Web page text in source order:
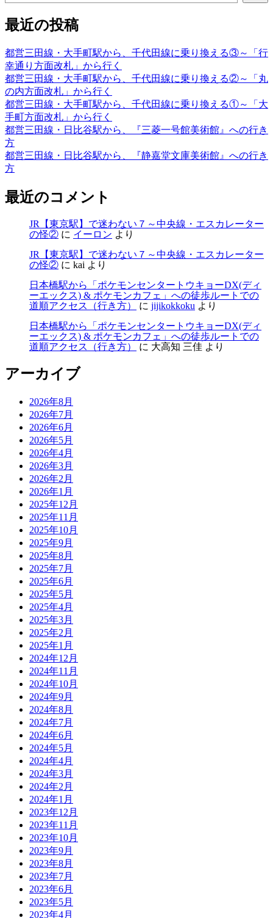
最近の投稿
都営三田線・大手町駅から、千代田線に乗り換える③～「行
幸通り方面改札」から行く
都営三田線・大手町駅から、千代田線に乗り換える②～「丸
の内方面改札」から行く
都営三田線・大手町駅から、千代田線に乗り換える①～「大
手町方面改札」から行く
都営三田線・日比谷駅から、『三菱一号館美術館』への行き
方
都営三田線・日比谷駅から、『静嘉堂文庫美術館』への行き
方
最近のコメント
JR【東京駅】で迷わない７～中央線・エスカレーター
の怪② に イーロン より
JR【東京駅】で迷わない７～中央線・エスカレーター
の怪② に kai より
日本橋駅から「ポケモンセンタートウキョーDX(ディ
ーエックス) & ポケモンカフェ」への徒歩ルートでの
道順アクセス（行き方）
に jijikokkoku より
日本橋駅から「ポケモンセンタートウキョーDX(ディ
ーエックス) & ポケモンカフェ」への徒歩ルートでの
道順アクセス（行き方）
に 大高知 三佳 より
アーカイブ
2026年8月
2026年7月
2026年6月
2026年5月
2026年4月
2026年3月
2026年2月
2026年1月
2025年12月
2025年11月
2025年10月
2025年9月
2025年8月
2025年7月
2025年6月
2025年5月
2025年4月
2025年3月
2025年2月
2025年1月
2024年12月
2024年11月
2024年10月
2024年9月
2024年8月
2024年7月
2024年6月
2024年5月
2024年4月
2024年3月
2024年2月
2024年1月
2023年12月
2023年11月
2023年10月
2023年9月
2023年8月
2023年7月
2023年6月
2023年5月
2023年4月